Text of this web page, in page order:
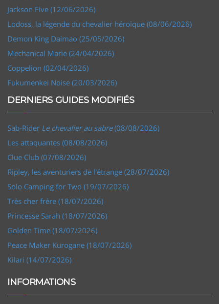
Jackson Five (12/06/2026)
Lodoss, la légende du chevalier héroïque (08/06/2026)
Demon King Daimao (25/05/2026)
Mechanical Marie (24/04/2026)
Coppelion (02/04/2026)
Fukumenkei Noise (20/03/2026)
DERNIERS GUIDES MODIFIÉS
Sab-Rider Le chevalier au sabre(08/08/2026)
Les attaquantes (08/08/2026)
Clue Club (07/08/2026)
Ripley, les aventuriers de l'étrange (28/07/2026)
Solo Camping for Two (19/07/2026)
Très cher frère (18/07/2026)
Princesse Sarah (18/07/2026)
Golden Time (18/07/2026)
Peace Maker Kurogane (18/07/2026)
Kilari (14/07/2026)
INFORMATIONS